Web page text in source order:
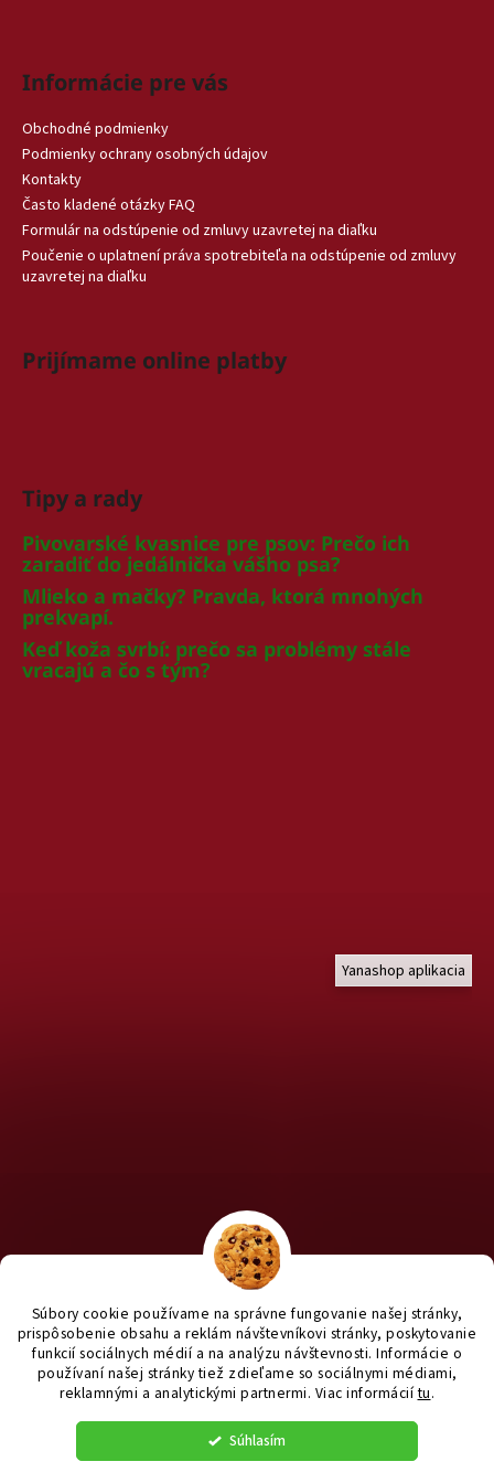
Súbory cookie používame na správne fungovanie našej stránky,
prispôsobenie obsahu a reklám návštevníkovi stránky, poskytovanie
funkcií sociálnych médií a na analýzu návštevnosti. Informácie o
používaní našej stránky tiež zdieľame so sociálnymi médiami,
reklamnými a analytickými partnermi. Viac informáciítu.
Súhlasím
Informácie pre vás
Obchodné podmienky
Podmienky ochrany osobných údajov
Kontakty
Často kladené otázky FAQ
Formulár na odstúpenie od zmluvy uzavretej na diaľku
Poučenie o uplatnení práva spotrebiteľa na odstúpenie od zmluvy
uzavretej na diaľku
Prijímame online platby
Tipy a rady
Pivovarské kvasnice pre psov: Prečo ich
zaradiť do jedálnička vášho psa?
Mlieko a mačky? Pravda, ktorá mnohých
prekvapí.
Keď koža svrbí: prečo sa problémy stále
vracajú a čo s tým?
Yanashop aplikacia
Chcete nakúpiť pre útulky? Kliknite TU na náš útulkový eshop a
staň sa anjelom pre útulkáčov ♥
Vytvoril Shoptet|e_minds
Copyright 2026
yanashop.sk. Všetky práva vyhradené.
Upraviť